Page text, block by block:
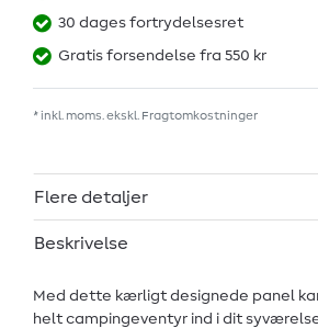
30 dages fortrydelsesret
Gratis forsendelse fra 550 kr
* inkl. moms. ekskl. Fragtomkostninger
Flere detaljer
Beskrivelse
Med dette kærligt designede panel
helt campingeventyr ind i dit